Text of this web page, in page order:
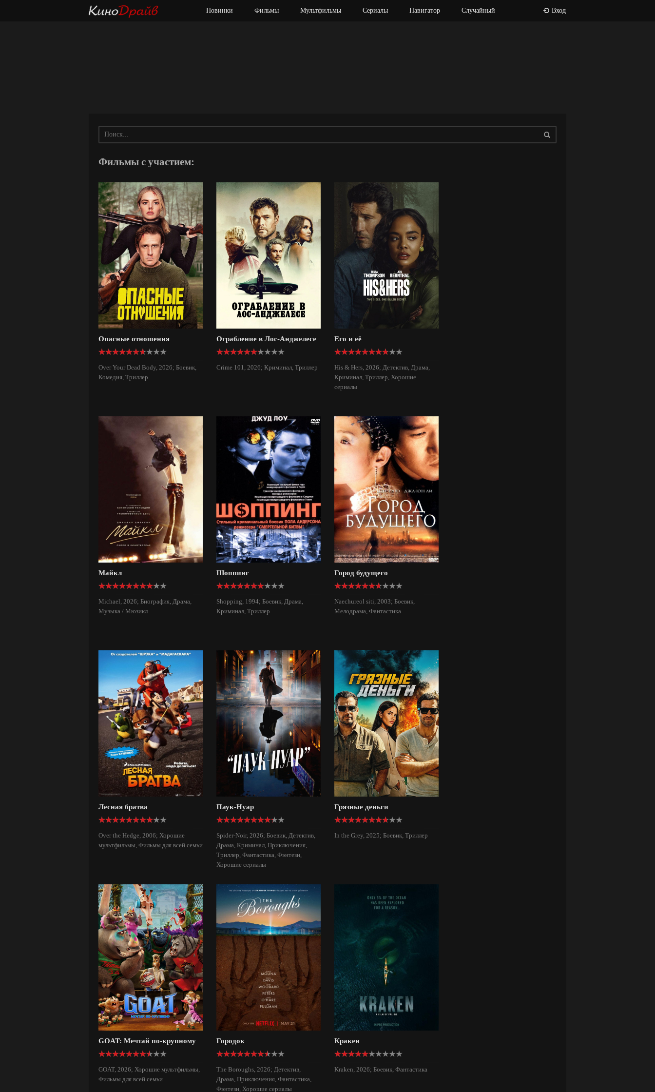
Новинки Фильмы Мультфильмы Сериалы Навигатор Случайный Вход
Фильмы с участием:
Опасные отношения
Over Your Dead Body, 2026; Боевик,
Комедия, Триллер
Ограбление в Лос-Анджелесе
Crime 101, 2026; Криминал, Триллер
Его и её
His & Hers, 2026; Детектив, Драма,
Криминал, Триллер, Хорошие
сериалы
Майкл
Michael, 2026; Биография, Драма,
Музыка / Мюзикл
Шоппинг
Shopping, 1994; Боевик, Драма,
Криминал, Триллер
Город будущего
Naechureol siti, 2003; Боевик,
Мелодрама, Фантастика
Лесная братва
Over the Hedge, 2006; Хорошие
мультфильмы, Фильмы для всей семьи
Паук-Нуар
Spider-Noir, 2026; Боевик, Детектив,
Драма, Криминал, Приключения,
Триллер, Фантастика, Фэнтези,
Хорошие сериалы
Грязные деньги
In the Grey, 2025; Боевик, Триллер
GOAT: Мечтай по-крупному
GOAT, 2026; Хорошие мультфильмы,
Фильмы для всей семьи
Городок
The Boroughs, 2026; Детектив,
Драма, Приключения, Фантастика,
Фэнтези, Хорошие сериалы
Кракен
Kraken, 2026; Боевик, Фантастика